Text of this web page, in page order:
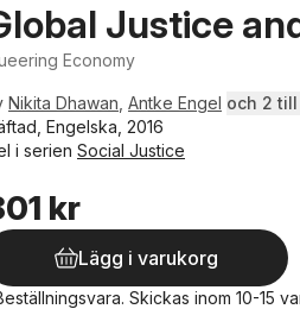
Justice
Economy
Nikita Dhawan Antke Engel och 2 till
Engelska, 2016
i serien Social Justice
kr
Lägg i varukorg
Skickas inom 10-15